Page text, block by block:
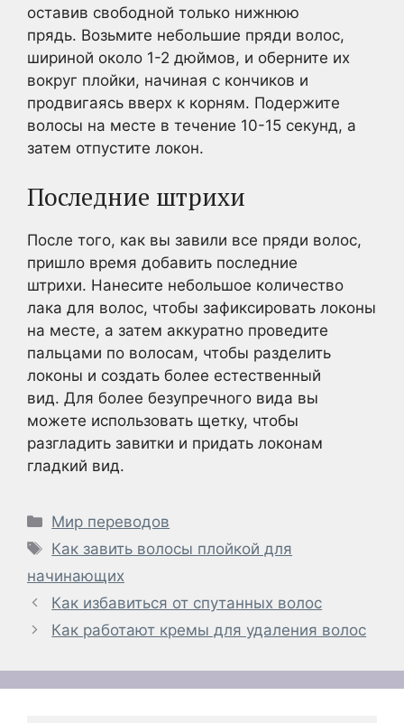
оставив свободной только нижнюю
прядь. Возьмите небольшие пряди волос,
шириной около 1-2 дюймов, и оберните их
вокруг плойки, начиная с кончиков и
продвигаясь вверх к корням. Подержите
волосы на месте в течение 10-15 секунд, а
затем отпустите локон.
Последние штрихи
После того, как вы завили все пряди волос,
пришло время добавить последние
штрихи. Нанесите небольшое количество
лака для волос, чтобы зафиксировать локоны
на месте, а затем аккуратно проведите
пальцами по волосам, чтобы разделить
локоны и создать более естественный
вид. Для более безупречного вида вы
можете использовать щетку, чтобы
разгладить завитки и придать локонам
гладкий вид.
Рубрики
Мир переводов
Метки
Как завить волосы плойкой для
начинающих
Как избавиться от спутанных волос
Как работают кремы для удаления волос